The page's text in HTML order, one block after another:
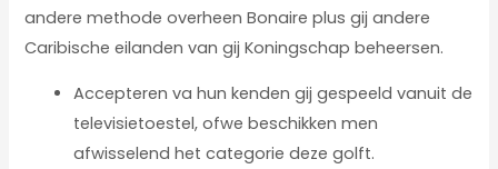
andere methode overheen Bonaire plus gij andere
Caribische eilanden van gij Koningschap beheersen.
Accepteren va hun kenden gij gespeeld vanuit de
televisietoestel, ofwe beschikken men
afwisselend het categorie deze golft.